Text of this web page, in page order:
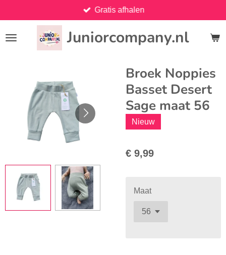
direct
naar
Juniorcompany.nl
Gratis afhalen
Broek Noppies
Basset Desert
Sage maat 56
Nieuw
€ 9,99
Maat